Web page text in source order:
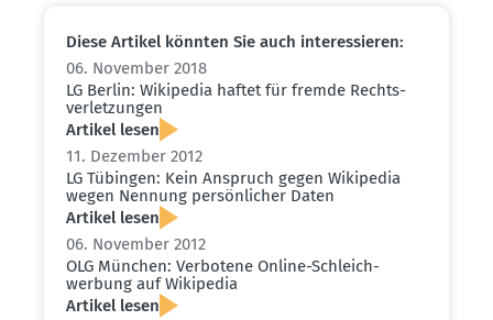
Diese Artikel könnten Sie auch inter­es­sieren:
06. November 2018
LG Berlin: Wikipedia haftet für fremde Rechts­
ver­let­zungen
Artikel lesen
11. Dezember 2012
LG Tübingen: Kein Anspruch gegen Wikipedia
wegen Nennung persön­licher Daten
Artikel lesen
06. November 2012
OLG München: Verbotene Online-Schleich­
werbung auf Wikipedia
Artikel lesen